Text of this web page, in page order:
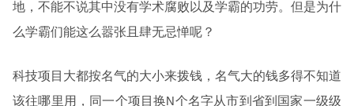
地，不能不说其中没有学术腐败以及学霸的功劳。但是为什
么学霸们能这么嚣张且肆无忌惮呢？
科技项目大都按名气的大小来拨钱，名气大的钱多得不知道
该往哪里用，同一个项目换N个名字从市到省到国家一级级